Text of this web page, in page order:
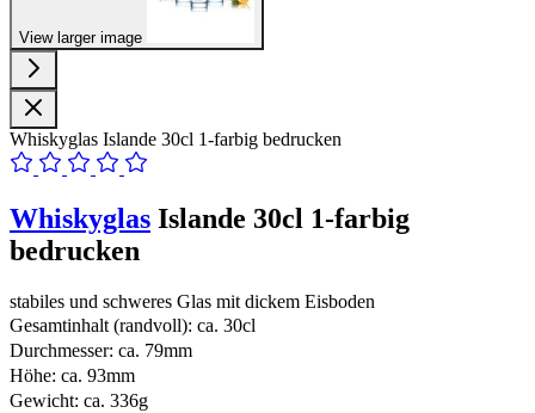
View larger image
Whiskyglas Islande 30cl 1-farbig bedrucken
Whiskyglas Islande 30cl 1-farbig
bedrucken
stabiles und schweres Glas mit dickem Eisboden
Gesamtinhalt (randvoll): ca. 30cl
Durchmesser: ca. 79mm
Höhe: ca. 93mm
Gewicht: ca. 336g